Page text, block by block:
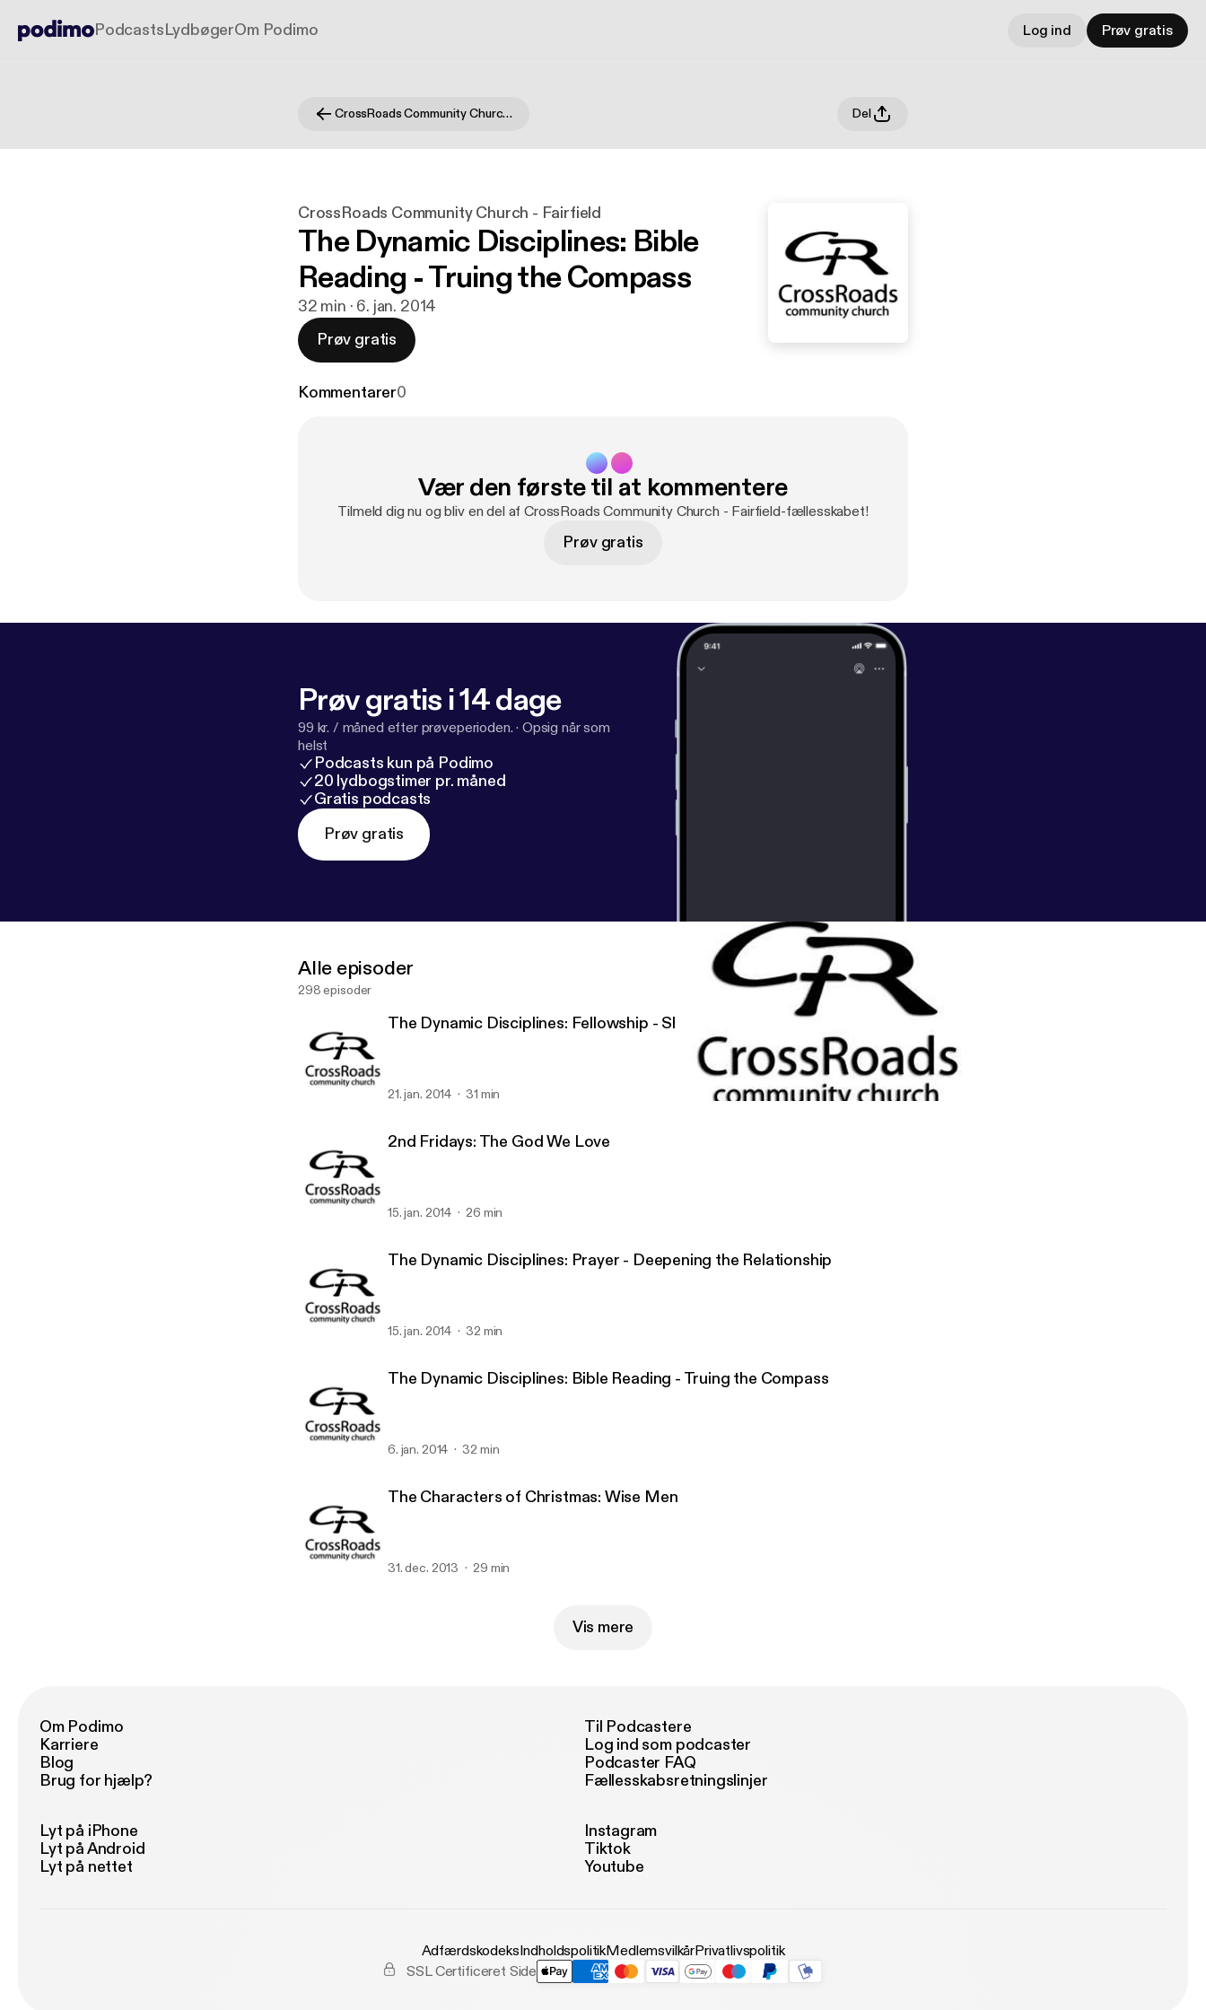
PodcastsLydbøgerOm Podimo Log ind Prøv gratis
CrossRoads Community Church - Fairfield Del
CrossRoads Community Church - Fairfield
The Dynamic Disciplines: Bible
Reading - Truing the Compass
32 min · 6. jan. 2014
Prøv gratis
Kommentarer0
Vær den første til at kommentere
Tilmeld dig nu og bliv en del af CrossRoads Community Church - Fairfield-fællesskabet!
Prøv gratis
Prøv gratis i 14 dage
99 kr. / måned efter prøveperioden. · Opsig når som
helst
Podcasts kun på Podimo
20 lydbogstimer pr. måned
Gratis podcasts
Prøv gratis
Alle episoder
298 episoder
The Dynamic Disciplines: Fellowship - Sharing the Exerience
21. jan. 2014 31 min
2nd Fridays: The God We Love
15. jan. 2014 26 min
The Dynamic Disciplines: Prayer - Deepening the Relationship
15. jan. 2014 32 min
The Dynamic Disciplines: Bible Reading - Truing the Compass
6. jan. 2014 32 min
The Characters of Christmas: Wise Men
31. dec. 2013 29 min
Vis mere
Om Podimo
Karriere
Blog
Brug for hjælp?
Til Podcastere
Log ind som podcaster
Podcaster FAQ
Fællesskabsretningslinjer
Lyt på iPhone
Lyt på Android
Lyt på nettet
Instagram
Tiktok
Youtube
AdfærdskodeksIndholdspolitikMedlemsvilkårPrivatlivspolitik
SSL Certificeret Side